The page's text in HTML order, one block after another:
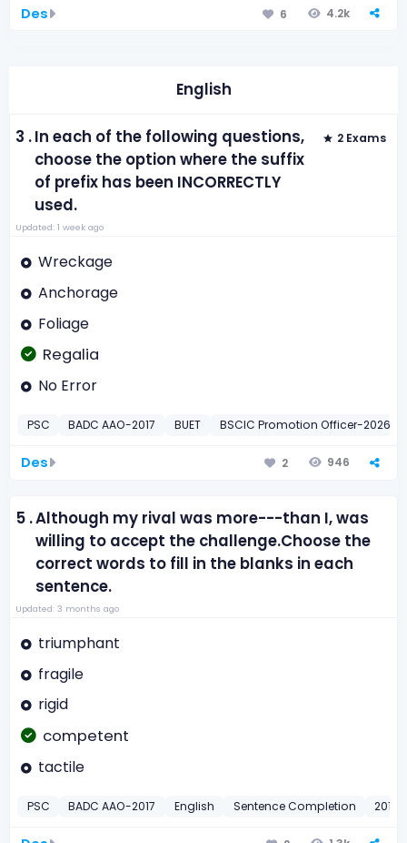
Des 6 4.2k
English
3 .In each of the following questions,
choose the option where the suffix
of prefix has been INCORRECTLY
used.
2 Exams
Updated: 1 week ago
Wreckage
Anchorage
Foliage
Regalia
No Error
PSC BADC AAO-2017 BUET BSCIC Promotion Officer-2026
Des 2 946
5 .Although my rival was more---than I, was
willing to accept the challenge.Choose the
correct words to fill in the blanks in each
sentence.
Updated: 3 months ago
triumphant
fragile
rigid
competent
tactile
PSC BADC AAO-2017 English Sentence Completion 2017